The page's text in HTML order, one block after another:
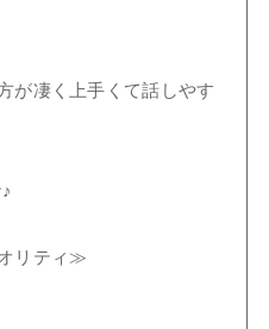
が凄く上手くて話しやす
リティ≫